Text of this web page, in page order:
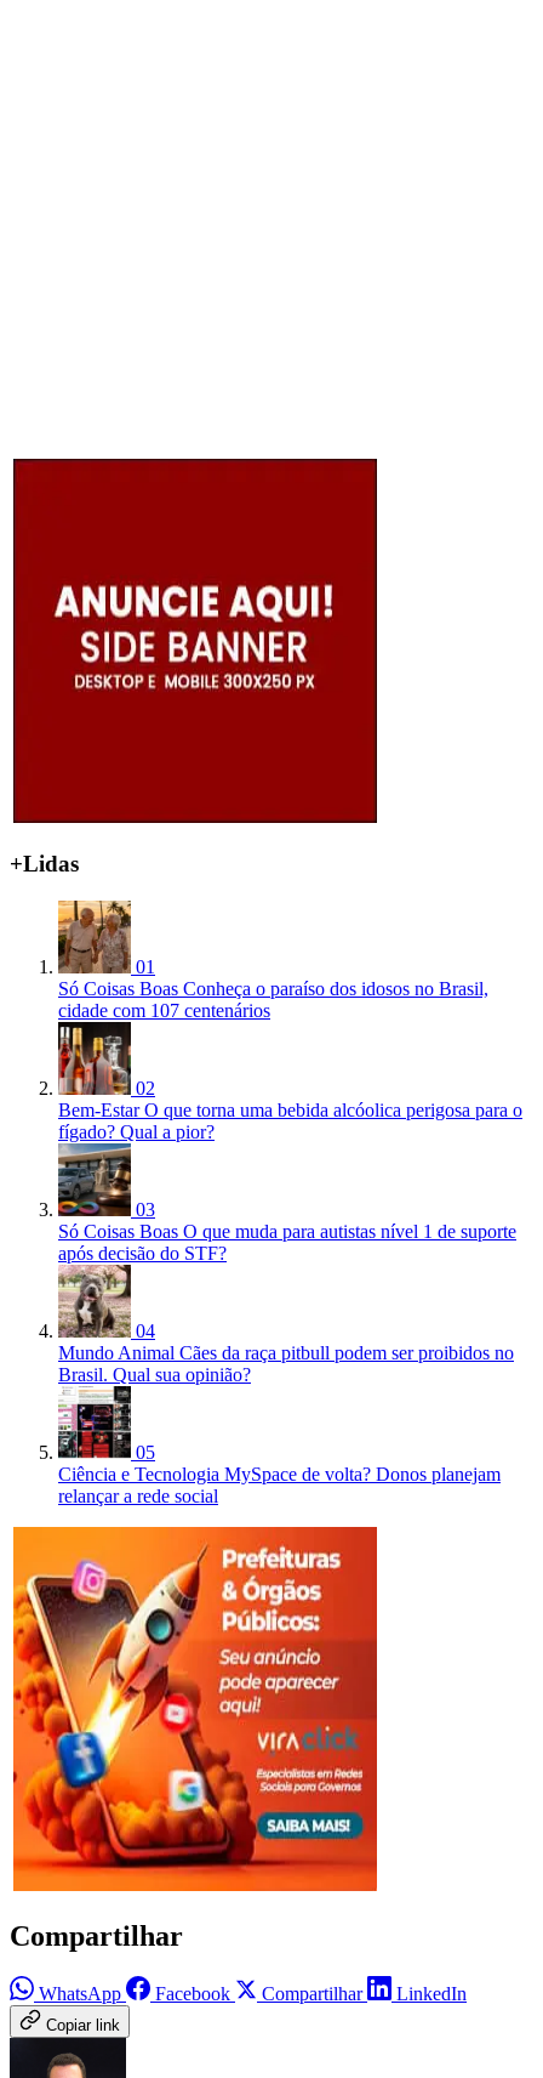
+Lidas
01
Só Coisas Boas Conheça o paraíso dos idosos no Brasil,
cidade com 107 centenários
02
Bem-Estar O que torna uma bebida alcóolica perigosa para o
fígado? Qual a pior?
03
Só Coisas Boas O que muda para autistas nível 1 de suporte
após decisão do STF?
04
Mundo Animal Cães da raça pitbull podem ser proibidos no
Brasil. Qual sua opinião?
05
Ciência e Tecnologia MySpace de volta? Donos planejam
relançar a rede social
Compartilhar
WhatsApp Facebook Compartilhar LinkedIn
Copiar link